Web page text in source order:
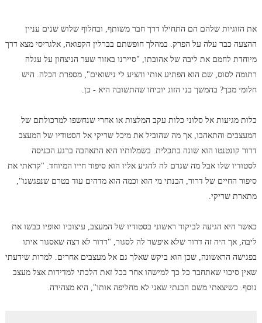
את הזוגיות שלהם הם התחילו דרך חבר משותף, ובחלוף שלוש שנים עניין
ההצעה כבר עלה על הפרק. במהלך חופשתם בברלין הקפואה, אלגריסי מצא דרך
מיוחדת לחמם את ליבה של אהובתו, "סיירנו באזור שער הניצחון על עגלה
רתומה לסוס, שם הוא הפתיע אותי והציע לי נישואים", מספרת הכלה. היש
חלומי מכך? בהמשך בני הזוג יוכיחו שהתשובה היא - כן.
כלות מגיעות אל סלוני כלות עקב המלצות או אחרי שנחשפו למרכולתם של
המעצבים והתאהבו, אך מה שהוביל את מיכל שריקי אל הסטודיו של המעצב
דרור קונטנטו הוא שונה בתכלית. בשמלותיו היא התאהבה ברגע הכניסה
לסטודיו שלו אבל מה שגרם לה להגיע אליו הוא סיפור חייו המיוחד. "קראתי את
סיפור החיים של דרור, הבנתי מי הוא וכמה הוא מדהים עוד בטרם שנפגשנו",
מתארת שריקי.
כאשר היא הגיעה לביקור ראשוני בסטודיו של המעצב, עיצוביו ואופיו כבשו את
ליבה, אך היה זה דרור שלא איפשר לה לסגור, "דרור לא רצה שאסגור איתו
בפגישה הראשונה, שכן הוא ביקש שאלך גם אל מעצבים אחרים. למרות שידעתי
שאין סיכוי שאתחבר כל כך למישהו אחר בכל זאת הלכתי למדידות אצל מעצב
נוסף. כשיצאתי משם הבנתי שאני לא מחליפה אותו", היא מצהירה.